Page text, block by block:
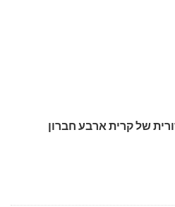
של קרית ארבע חברון